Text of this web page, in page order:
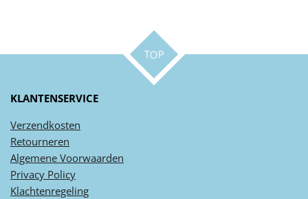
TOP
KLANTENSERVICE
Verzendkosten
Retourneren
Algemene Voorwaarden
Privacy Policy
Klachtenregeling